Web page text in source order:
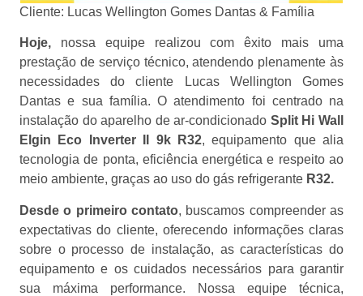
Cliente: Lucas Wellington Gomes Dantas & Família
Hoje, nossa equipe realizou com êxito mais uma
prestação de serviço técnico, atendendo plenamente às
necessidades do cliente Lucas Wellington Gomes
Dantas e sua família. O atendimento foi centrado na
instalação do aparelho de ar-condicionado Split Hi Wall
Elgin Eco Inverter II 9k R32, equipamento que alia
tecnologia de ponta, eficiência energética e respeito ao
meio ambiente, graças ao uso do gás refrigerante R32.
Desde o primeiro contato, buscamos compreender as
expectativas do cliente, oferecendo informações claras
sobre o processo de instalação, as características do
equipamento e os cuidados necessários para garantir
sua máxima performance. Nossa equipe técnica,